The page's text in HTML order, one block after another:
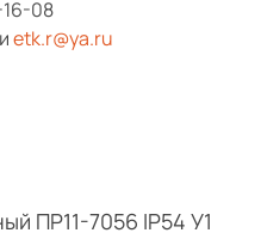
08
etk.r@ya.ru
ПР11-7056 IP54 У1